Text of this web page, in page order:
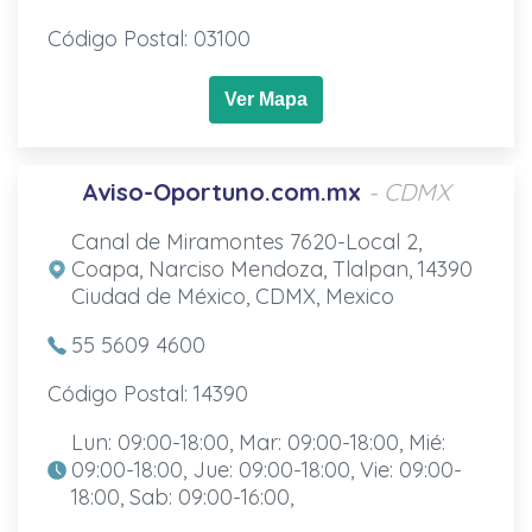
Código Postal: 03100
Ver Mapa
Aviso-Oportuno.com.mx - CDMX
Canal de Miramontes 7620-Local 2,
Coapa, Narciso Mendoza, Tlalpan, 14390
Ciudad de México, CDMX, Mexico
55 5609 4600
Código Postal: 14390
Lun: 09:00-18:00, Mar: 09:00-18:00, Mié:
09:00-18:00, Jue: 09:00-18:00, Vie: 09:00-
18:00, Sab: 09:00-16:00,